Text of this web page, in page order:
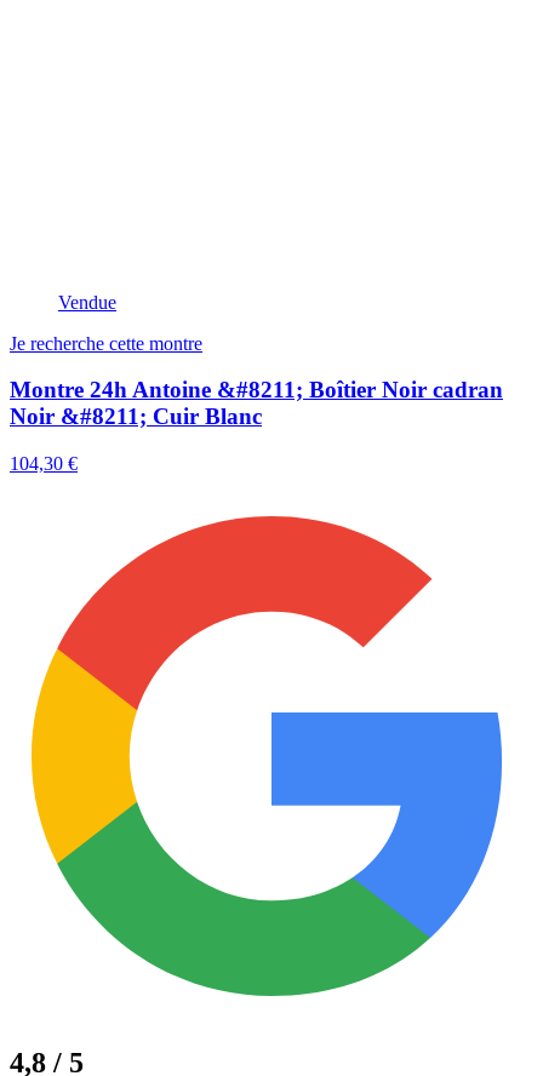
Vendue
Je recherche cette montre
Montre 24h Antoine &#8211; Boîtier Noir cadran
Noir &#8211; Cuir Blanc
104,30 €
4,8 / 5